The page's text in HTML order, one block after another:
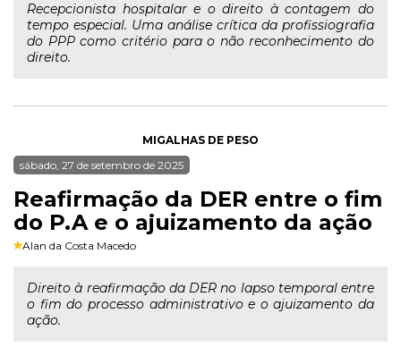
Recepcionista hospitalar e o direito à contagem do
tempo especial. Uma análise crítica da profissiografia
do PPP como critério para o não reconhecimento do
direito.
MIGALHAS DE PESO
sábado, 27 de setembro de 2025
Reafirmação da DER entre o fim
do P.A e o ajuizamento da ação
Alan da Costa Macedo
Direito à reafirmação da DER no lapso temporal entre
o fim do processo administrativo e o ajuizamento da
ação.